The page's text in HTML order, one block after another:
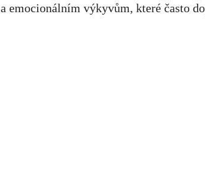
a ⁤emocionálním výkyvům, které často‌